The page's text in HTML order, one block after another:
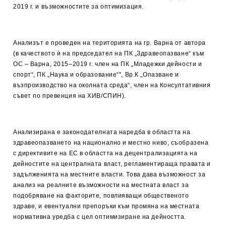
2019 г. и възможностите за оптимизация.
Анализът е проведен на територията на гр. Варна от автора
(в качеството ѝ на председател на ПК „Здравеопазване“ към
ОС – Варна, 2015–2019 г. член на ПК „Младежки дейности и
спорт“, ПК „Наука и образование“", Вр.К „Опазване и
възпроизводство на околната среда“, член на Консултативния
съвет по превенция на ХИВ/СПИН).
Анализирана е законодателната наредба в областта на
здравеопазването на национално и местно ниво, съобразена
с директивите на ЕС в областта на децентрализацията на
дейностите на централната власт, регламентираща правата и
задълженията на местните власти. Това дава възможност за
анализ на реалните възможности на местната власт за
подобряване на факторите, повлияващи общественото
здраве, и евентуални препоръки към промяна на местната
нормативна уредба с цел оптимизиране на дейността.